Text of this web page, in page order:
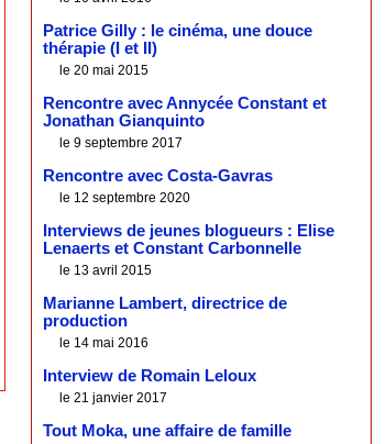
Patrice Gilly : le cinéma, une douce
thérapie (I et II)
le 20 mai 2015
Rencontre avec Annycée Constant et
Jonathan Gianquinto
le 9 septembre 2017
Rencontre avec Costa-Gavras
le 12 septembre 2020
Interviews de jeunes blogueurs : Elise
Lenaerts et Constant Carbonnelle
le 13 avril 2015
Marianne Lambert, directrice de
production
le 14 mai 2016
Interview de Romain Leloux
le 21 janvier 2017
Tout Moka, une affaire de famille